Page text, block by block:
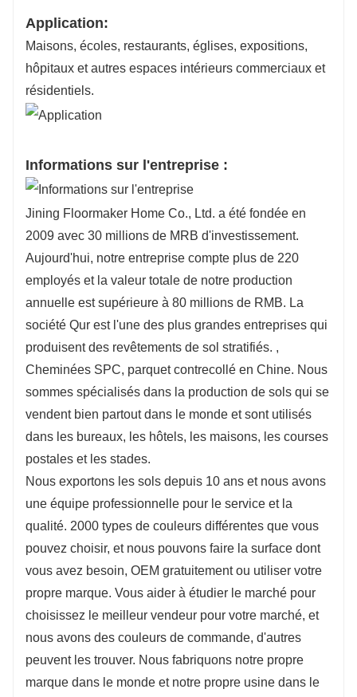
Application:
Maisons, écoles, restaurants, églises, expositions,
hôpitaux et autres espaces intérieurs commerciaux et
résidentiels.
Informations sur l'entreprise :
Jining Floormaker Home Co., Ltd. a été fondée en
2009 avec 30 millions de MRB d'investissement.
Aujourd'hui, notre entreprise compte plus de 220
employés et la valeur totale de notre production
annuelle est supérieure à 80 millions de RMB. La
société Qur est l'une des plus grandes entreprises qui
produisent des revêtements de sol stratifiés. ,
Cheminées SPC, parquet contrecollé en Chine. Nous
sommes spécialisés dans la production de sols qui se
vendent bien partout dans le monde et sont utilisés
dans les bureaux, les hôtels, les maisons, les courses
postales et les stades.
Nous exportons les sols depuis 10 ans et nous avons
une équipe professionnelle pour le service et la
qualité. 2000 types de couleurs différentes que vous
pouvez choisir, et nous pouvons faire la surface dont
vous avez besoin, OEM gratuitement ou utiliser votre
propre marque. Vous aider à étudier le marché pour
choisissez le meilleur vendeur pour votre marché, et
nous avons des couleurs de commande, d'autres
peuvent les trouver. Nous fabriquons notre propre
marque dans le monde et notre propre usine dans le